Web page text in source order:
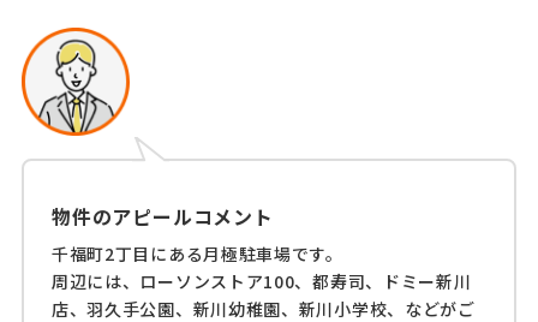
物件のアピールコメント
千福町2丁目にある月極駐車場です。
周辺には、ローソンストア100、都寿司、ドミー新川
店、羽久手公園、新川幼稚園、新川小学校、などがご